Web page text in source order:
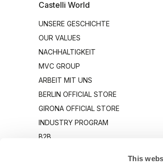
This
Castelli World
UNSERE GESCHICHTE
OUR VALUES
NACHHALTIGKEIT
MVC GROUP
ARBEIT MIT UNS
BERLIN OFFICIAL STORE
GIRONA OFFICIAL STORE
INDUSTRY PROGRAM
B2B